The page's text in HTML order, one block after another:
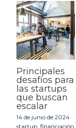
Principales
desafíos para
las startups
que buscan
escalar
14 de junio de 2024 ·
startup, financiación